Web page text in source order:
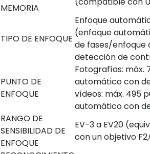
MEMORIA
TIPO DE ENFOQUE
Enfoque
(enfoque
de fases/enfoque
detección de
PUNTO DE
ENFOQUE
Fotografías: máx.
automático con
vídeos: máx. 495
automático con
RANGO DE
SENSIBILIDAD DE
ENFOQUE
EV-3 a EV20
con un objetivo